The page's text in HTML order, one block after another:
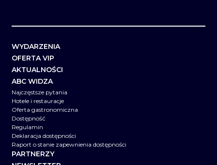
WYDARZENIA
OFERTA VIP
AKTUALNOŚCI
ABC WIDZA
Najczęstsze pytania
Hotele i restauracje
Oferta gastronomiczna
Dostępność
Regulamin
Deklaracja dostępności
Raport o stanie zapewnienia dostępności
PARTNERZY